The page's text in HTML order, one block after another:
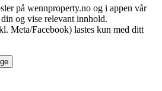
på wennproperty.no og i appen vår
og vise relevant innhold.
Meta/Facebook) lastes kun med ditt